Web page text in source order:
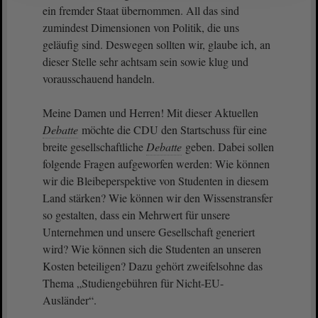
ein fremder Staat übernommen. All das sind
zumindest Dimensionen von Politik, die uns
geläufig sind. Deswegen sollten wir, glaube ich, an
dieser Stelle sehr achtsam sein sowie klug und
vorausschauend handeln.
Meine Damen und Herren! Mit dieser Aktuellen
Debatte möchte die CDU den Startschuss für eine
breite gesellschaftliche Debatte geben. Dabei sollen
folgende Fragen aufgeworfen werden: Wie können
wir die Bleibeperspektive von Studenten in diesem
Land stärken? Wie können wir den Wissenstransfer
so gestalten, dass ein Mehrwert für unsere
Unternehmen und unsere Gesellschaft generiert
wird? Wie können sich die Studenten an unseren
Kosten beteiligen? Dazu gehört zweifelsohne das
Thema „Studiengebühren für Nicht-EU-
Ausländer“.